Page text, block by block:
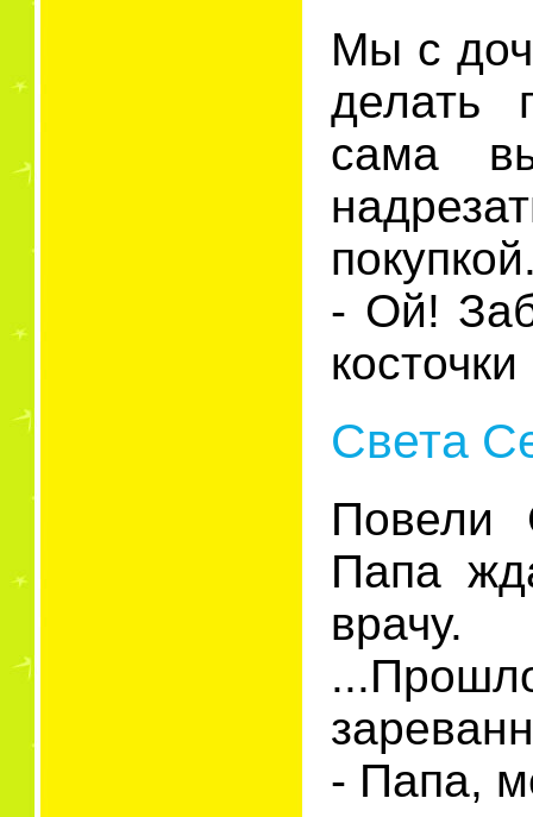
Мы с
делать
сама
- Ой!
Света
Повели
Папа
врачу.
- Папа,